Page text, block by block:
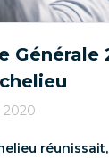
Générale
2020